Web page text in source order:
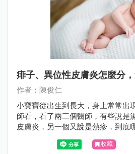
痱子、異位性皮膚炎怎麼分
作者：陳俊仁
小寶寶從出生到長大，身上常常出
師看，看了兩三個醫師，有些說是
皮膚炎，另一個又說是熱疹，到底
收藏